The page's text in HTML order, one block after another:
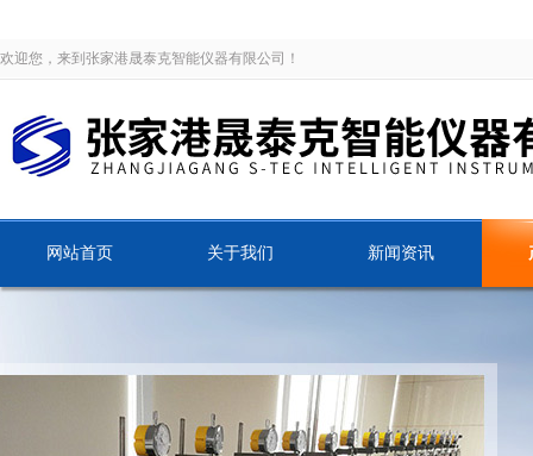
欢迎您，来到张家港晟泰克智能仪器有限公司！
网站首页 关于我们 新闻资讯